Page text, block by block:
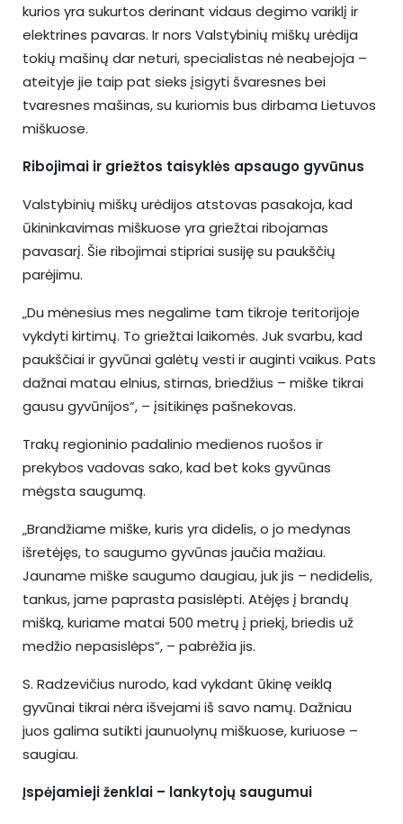
kurios yra sukurtos derinant vidaus degimo variklį ir
elektrines pavaras. Ir nors Valstybinių miškų urėdija
tokių mašinų dar neturi, specialistas nė neabejoja –
ateityje jie taip pat sieks įsigyti švaresnes bei
tvaresnes mašinas, su kuriomis bus dirbama Lietuvos
miškuose.
Ribojimai ir griežtos taisyklės apsaugo gyvūnus
Valstybinių miškų urėdijos atstovas pasakoja, kad
ūkininkavimas miškuose yra griežtai ribojamas
pavasarį. Šie ribojimai stipriai susiję su paukščių
parėjimu.
„Du mėnesius mes negalime tam tikroje teritorijoje
vykdyti kirtimų. To griežtai laikomės. Juk svarbu, kad
paukščiai ir gyvūnai galėtų vesti ir auginti vaikus. Pats
dažnai matau elnius, stirnas, briedžius – miške tikrai
gausu gyvūnijos“, – įsitikinęs pašnekovas.
Trakų regioninio padalinio medienos ruošos ir
prekybos vadovas sako, kad bet koks gyvūnas
mėgsta saugumą.
„Brandžiame miške, kuris yra didelis, o jo medynas
išretėjęs, to saugumo gyvūnas jaučia mažiau.
Jauname miške saugumo daugiau, juk jis – nedidelis,
tankus, jame paprasta pasislėpti. Atėjęs į brandų
mišką, kuriame matai 500 metrų į priekį, briedis už
medžio nepasislėps“, – pabrėžia jis.
S. Radzevičius nurodo, kad vykdant ūkinę veiklą
gyvūnai tikrai nėra išvejami iš savo namų. Dažniau
juos galima sutikti jaunuolynų miškuose, kuriuose –
saugiau.
Įspėjamieji ženklai – lankytojų saugumui